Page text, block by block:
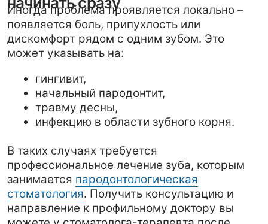
В таких случаях требуется
профессиональное лечение зуба, которым
занимаетсяпародонтологическая
стоматология . Получить консультацию и
направление к профильному доктору вы
диагностики.
Если кровоточивость сопровождается
болезненными ощущениями, откладывать
визит нельзя.
неприятный запах изо рта, покраснение и
отёк – всё это симптомы, требующие
консультации. Комплексное лечение при
боли в деснах позволяет устранить
причину воспаления и предотвратить
осложнения.
Когда появляется боль в десне?